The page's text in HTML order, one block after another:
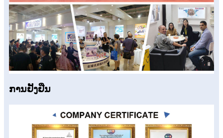
ການຢັ້ງຢືນ